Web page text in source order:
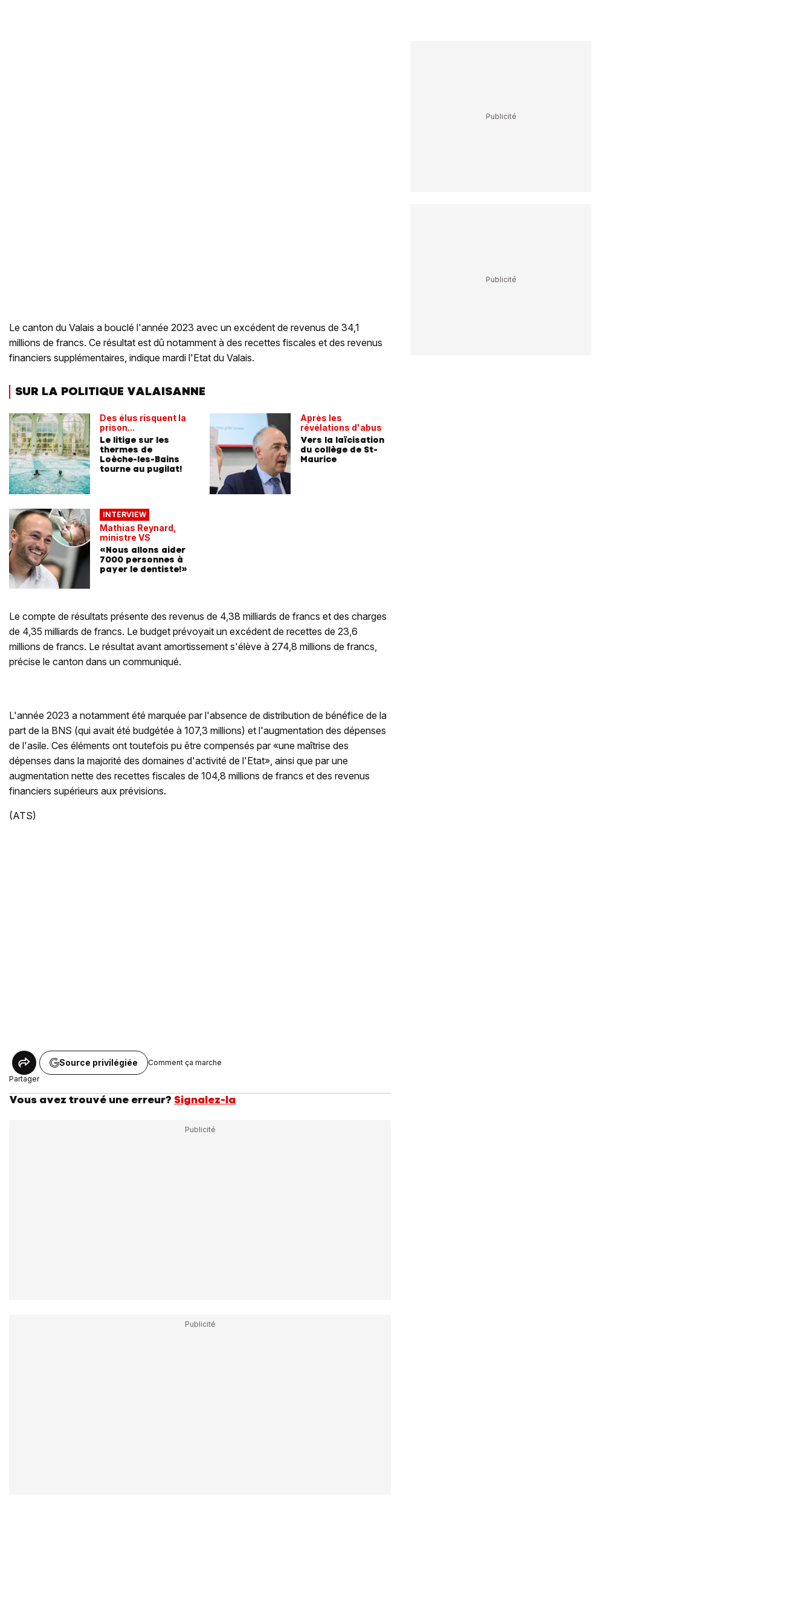
Le canton du Valais a bouclé l'année 2023 avec un excédent de revenus de 34,1
millions de francs. Ce résultat est dû notamment à des recettes fiscales et des revenus
financiers supplémentaires, indique mardi l'Etat du Valais.
SUR LA POLITIQUE VALAISANNE
Des élus risquent la
prison...
Le litige sur les
thermes de
Loèche-les-Bains
tourne au pugilat!
INTERVIEW
Mathias Reynard,
ministre VS
«Nous allons aider
7000 personnes à
payer le dentiste!»
Après les
révélations d'abus
Vers la laïcisation
du collège de St-
Maurice
Le compte de résultats présente des revenus de 4,38 milliards de francs et des charges
de 4,35 milliards de francs. Le budget prévoyait un excédent de recettes de 23,6
millions de francs. Le résultat avant amortissement s'élève à 274,8 millions de francs,
précise le canton dans un communiqué.
L'année 2023 a notamment été marquée par l'absence de distribution de bénéfice de la
part de la BNS (qui avait été budgétée à 107,3 millions) et l'augmentation des dépenses
de l'asile. Ces éléments ont toutefois pu être compensés par «une maîtrise des
dépenses dans la majorité des domaines d'activité de l'Etat», ainsi que par une
augmentation nette des recettes fiscales de 104,8 millions de francs et des revenus
financiers supérieurs aux prévisions.
(ATS)
Partager
Source privilégiée Comment ça marche
Vous avez trouvé une erreur? Signalez-la